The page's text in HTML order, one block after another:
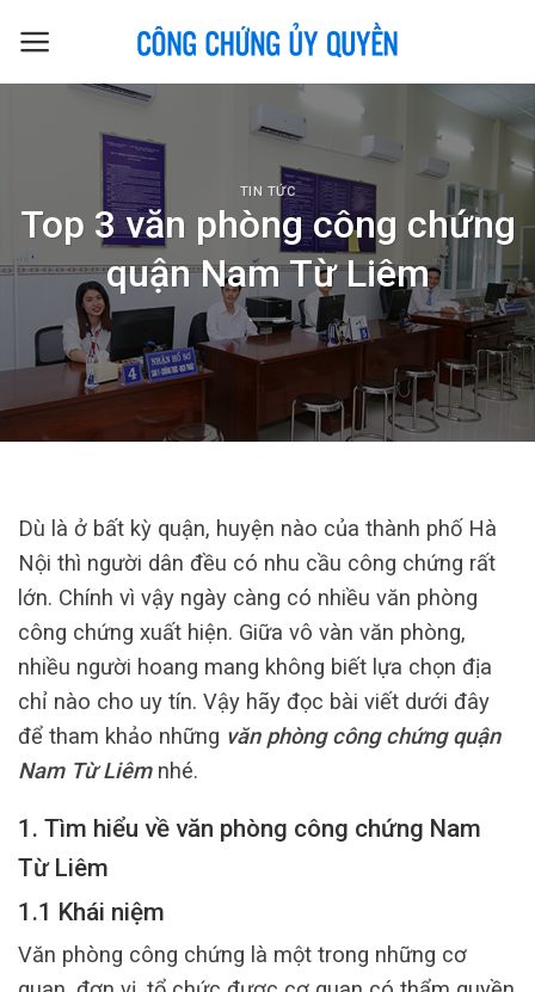
TIN TỨC
Top 3 văn phòng công chứng
quận Nam Từ Liêm
Dù là ở bất kỳ quận, huyện nào của thành phố Hà
Nội thì người dân đều có nhu cầu công chứng rất
lớn. Chính vì vậy ngày càng có nhiều văn phòng
công chứng xuất hiện. Giữa vô vàn văn phòng,
nhiều người hoang mang không biết lựa chọn địa
chỉ nào cho uy tín. Vậy hãy đọc bài viết dưới đây
để tham khảo những văn phòng công chứng quận
Nam Từ Liêmnhé.
1. Tìm hiểu về văn phòng công chứng Nam
Từ Liêm
1.1 Khái niệm
Văn phòng công chứng là một trong những cơ